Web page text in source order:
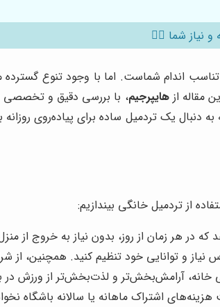
نیاز شما 🏃‍♀️
اندام شماست. اما با وجود تنوع گسترده
مقاله ازهایپرجیم، با بررسی دقیق و تخصصی
به دنبال یک تردمیل ساده برای پیاده‌روی
از تردمیل خانگی بیندازیم:
که در هر زمان از روز، بدون نیاز به خروج
و توانایی خود تنظیم کنید. همچنین، از
خانه، آرامش‌بخش‌تر و لذت‌بخش‌تر از ورزش
اشتراک ماهانه یا سالانه باشگاه